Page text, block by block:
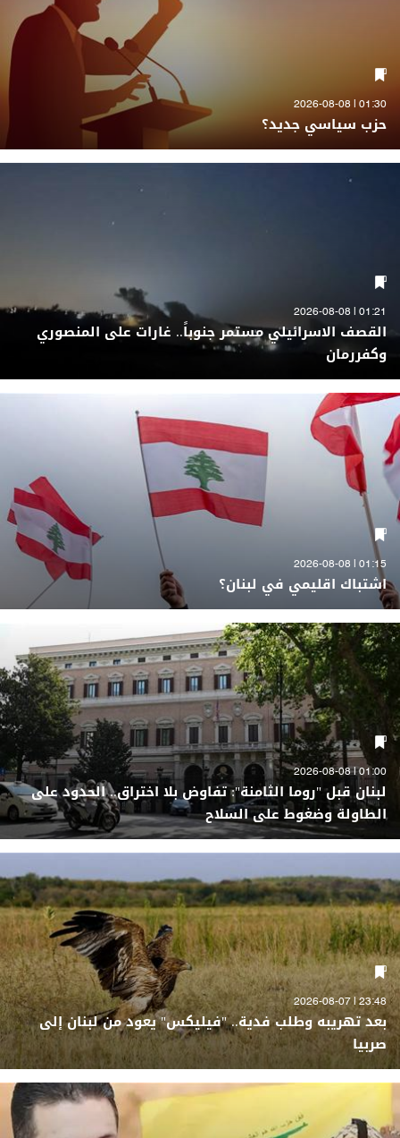
01:30 | 2026-08-08
حزب سياسي جديد؟
01:21 | 2026-08-08
القصف الاسرائيلي مستمر جنوباً.. غارات على المنصوري
وكفررمان
01:15 | 2026-08-08
اشتباك اقليمي في لبنان؟
01:00 | 2026-08-08
لبنان قبل "روما الثامنة": تفاوض بلا اختراق.. الحدود على
الطاولة وضغوط على السلاح
23:48 | 2026-08-07
بعد تهريبه وطلب فدية.. "فيليكس" يعود من لبنان إلى
صربيا